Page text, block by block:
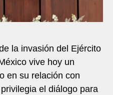
la invasión del Ejército
vive hoy un
en su relación con
el diálogo para